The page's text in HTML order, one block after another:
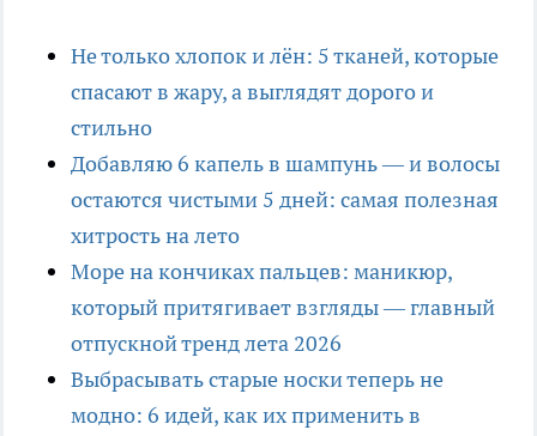
Не только хлопок и лён: 5 тканей, которые
спасают в жару, а выглядят дорого и
стильно
Добавляю 6 капель в шампунь — и волосы
остаются чистыми 5 дней: самая полезная
хитрость на лето
Море на кончиках пальцев: маникюр,
который притягивает взгляды — главный
отпускной тренд лета 2026
Выбрасывать старые носки теперь не
модно: 6 идей, как их применить в